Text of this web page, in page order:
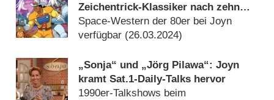
Zeichentrick-Klassiker nach zehn
Jahren zurück in Deutschland
Space-Western der 80er bei Joyn
verfügbar (26.03.2024)
„Sonja“ und „Jörg Pilawa“: Joyn
kramt Sat.1-Daily-Talks hervor
1990er-Talkshows beim